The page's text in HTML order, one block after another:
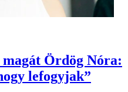
Ördög Nóra:
lefogyjak”